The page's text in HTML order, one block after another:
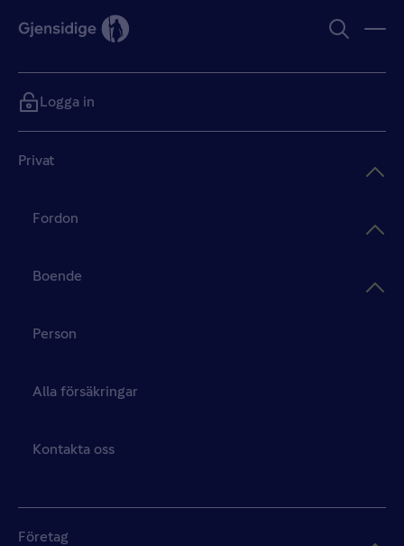
Privat
Fordon
Boende
Person
Alla försäkringar
Kontakta oss
Företag
Logga in